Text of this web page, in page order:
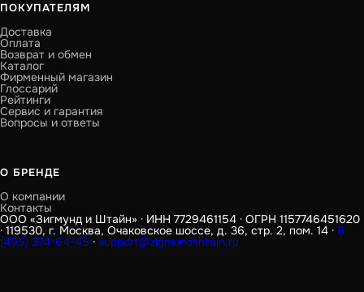
ПОКУПАТЕЛЯМ
Доставка
Оплата
Возврат и обмен
Каталог
Фирменный магазин
Глоссарий
Рейтинги
Сервис и гарантия
Вопросы и ответы
О БРЕНДЕ
О компании
Контакты
ООО «Зигмунд и Штайн» · ИНН 7729461154 · ОГРН 1157746451620
· 119530, г. Москва, Очаковское шоссе, д. 36, стр. 2, пом. 14 · 8
(495) 374-64-45 · support@zigmundshtain.ru